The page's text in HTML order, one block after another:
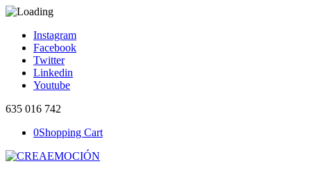
Instagram
Facebook
Twitter
Linkedin
Youtube
635 016 742
0Shopping Cart